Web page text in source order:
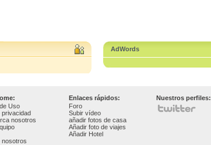
AdWords
Enlaces rápidos:
Nuestros perfiles:
Uso
privacidad
nosotros
nosotros
Foro
Subir vídeo
añadir fotos de casa
Añadir foto de viajes
Añadir Hotel